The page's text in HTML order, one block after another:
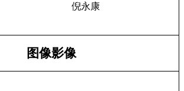
倪永康
图像影像